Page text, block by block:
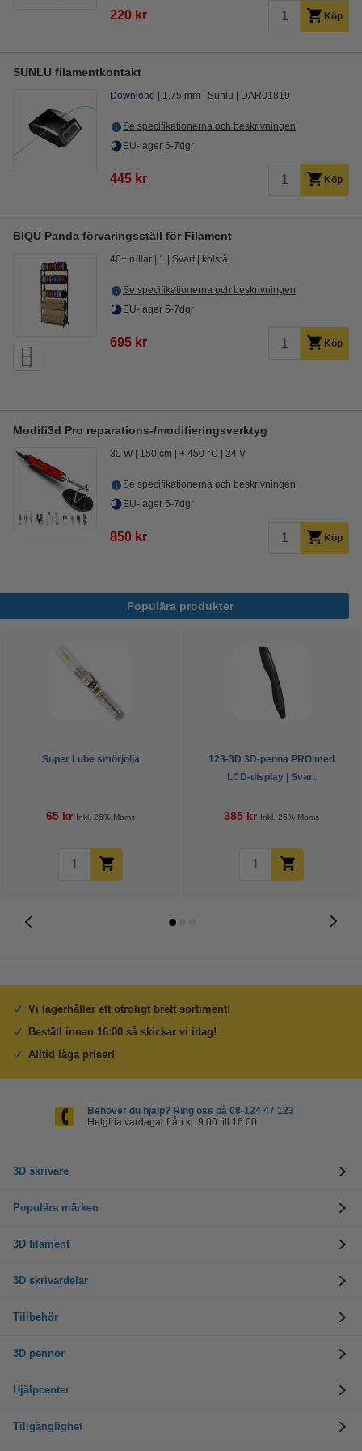
220 kr Köp
SUNLU filamentkontakt
Download 1,75 mm Sunlu DAR01819
Se specifikationerna och beskrivningen
EU-lager 5-7dgr
445 kr Köp
BIQU Panda förvaringsställ för Filament
40+ rullar 1 Svart kolstål
Se specifikationerna och beskrivningen
EU-lager 5-7dgr
695 kr Köp
Modifi3d Pro reparations-/modifieringsverktyg
30 W 150 cm + 450 °C 24 V
Se specifikationerna och beskrivningen
EU-lager 5-7dgr
850 kr Köp
Populära produkter
Super Lube smörjolja
65 kr Inkl. 25% Moms
123-3D 3D-penna PRO med
LCD-display | Svart
385 kr Inkl. 25% Moms
Vi lagerhåller ett otroligt brett sortiment!
Beställ innan 16:00 så skickar vi idag!
Alltid låga priser!
Behöver du hjälp? Ring oss på 08-124 47 123
Helgfria vardagar från kl. 9:00 till 16:00
3D skrivare
Populära märken
3D filament
3D skrivardelar
Tillbehör
3D pennor
Hjälpcenter
Tillgänglighet